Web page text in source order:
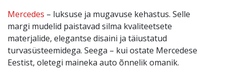
Mercedes – luksuse ja mugavuse kehastus. Selle
margi mudelid paistavad silma kvaliteetsete
materjalide, elegantse disaini ja täiustatud
turvasüsteemidega. Seega – kui ostate Mercedese
Eestist, oletegi maineka auto õnnelik omanik.